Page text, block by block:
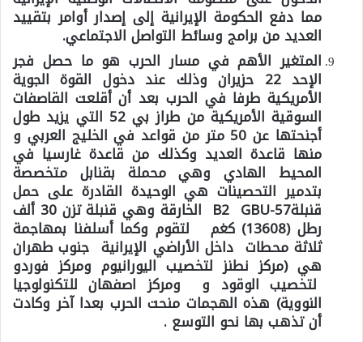
مما دفع الحكومة الإيرانية إلى إصدار أوامر بتقييد
العديد من برامج وسائط التواصل الاجتماعي.
المتغير الأهم في مسار الحرب هو ما حصل فجر
الإحد 22 حزيران وذلك عند دخول القوة الجوية
الأمريكية طرفا في الحرب بعد أن أقلعت القاصفات
السوقية الأمريكية من طراز بي 52 التي يزيد طول
أجنحتها عن 50 متر من قواعد في الخليج العربي و
منها قاعدة العديد وكذلك من قاعدة غارسيا في
المحيط الهادي وهي محملة بقنابل متخصصة
بتدمير التحصينات هي الوحيدة القادرة على حمل
قنبلةB2 GBU-57 الخارقة وهي قنبلة تزن 30 ألف
رطل (13608) كغم لتقوم وكما أسلفنا بمهاجمة
ثلاثة محطات داخل الأراضي الإيرانية جنوب طهران
هي (مركز نطنز لتخصيب اليورانيوم ومركز فوردو
لتخصيب الوقود و ومركز اصفهان للتكنولوجيا
النووية) هذه الهجمات منحت الحرب بعدا آخر وكادت
أن تذهب بها نحو التوسع .